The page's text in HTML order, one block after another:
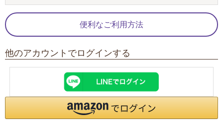
便利なご利用方法
他のアカウントでログインする